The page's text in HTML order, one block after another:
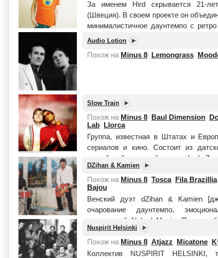
За именем Hird скрывается 21-
(Швеция). В своем проекте он
минималистичное даунтемпо с
релиз Hird Kee...
Audio Lotion
Похож на Minus 8 Lemongrass
Slow Train
Похож на Minus 8 Baul Dimension
Lab
Llorca
Группа, известная в Штатах и
сериалов и кино. Состоит из
английской джазовой певицы Lady Z.
DZihan & Kamien
Похож на Minus 8 Tosca
Fila Brazillia
Bajou
Венский дуэт dZihan & Kamien
очарование даунтемпо,
компиляций Naked Music. Проект
Buch...Читать целиком
Nuspirit Helsinki
Похож на Minus 8 Atjazz Micatone
Коллектив NUSPIRIT